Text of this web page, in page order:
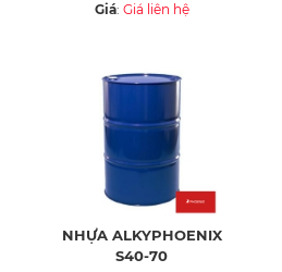
Giá: Giá liên hệ
NHỰA ALKYPHOENIX
S40-70